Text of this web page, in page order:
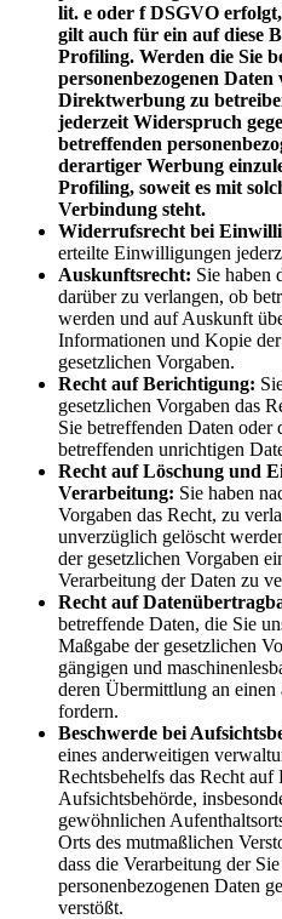
lit. e oder f DSGVO
gilt auch für ein auf diese
Profiling. Werden die Sie
personenbezogenen
Direktwerbung zu
jederzeit Widerspruch
betreffenden
derartiger Werbung
Profiling, soweit es mit
Verbindung steht.
Widerrufsrecht bei
erteilte Einwilligungen
Auskunftsrecht: Sie haben
darüber zu verlangen, ob
werden und auf Auskunft
Informationen und Kopie
gesetzlichen Vorgaben.
Recht auf Berichtigung:
gesetzlichen Vorgaben das
Sie betreffenden Daten
betreffenden unrichtigen
Recht auf Löschung und
Verarbeitung: Sie haben
Vorgaben das Recht, zu
unverzüglich gelöscht
der gesetzlichen Vorgaben
Verarbeitung der Daten zu
Recht auf
betreffende Daten, die Sie
Maßgabe der gesetzlichen
gängigen und
deren Übermittlung an
fordern.
Beschwerde bei
eines anderweitigen
Rechtsbehelfs das Recht
Aufsichtsbehörde,
gewöhnlichen
Orts des mutmaßlichen
dass die Verarbeitung der
personenbezogenen Daten
verstößt.